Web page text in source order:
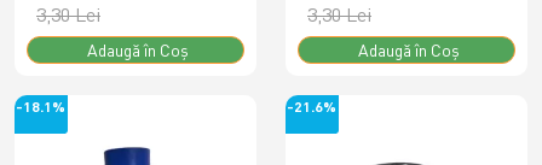
3,30 Lei
Adaugă în Coş
3,30 Lei
Adaugă în Coş
-18.1% -21.6%